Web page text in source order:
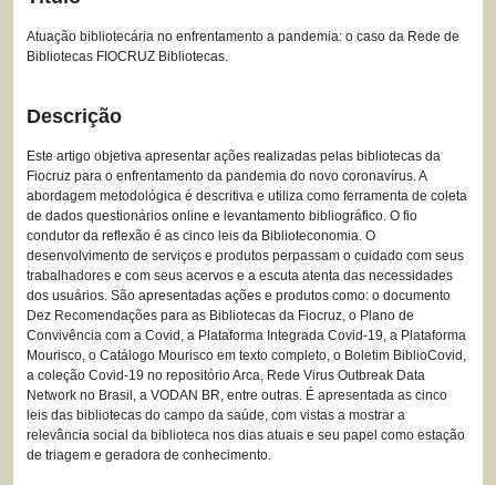
Atuação bibliotecária no enfrentamento a pandemia: o caso da Rede de
Bibliotecas FIOCRUZ Bibliotecas.
Descrição
Este artigo objetiva apresentar ações realizadas pelas bibliotecas da
Fiocruz para o enfrentamento da pandemia do novo coronavírus. A
abordagem metodológica é descritiva e utiliza como ferramenta de coleta
de dados questionários online e levantamento bibliográfico. O fio
condutor da reflexão é as cinco leis da Biblioteconomia. O
desenvolvimento de serviços e produtos perpassam o cuidado com seus
trabalhadores e com seus acervos e a escuta atenta das necessidades
dos usuários. São apresentadas ações e produtos como: o documento
Dez Recomendações para as Bibliotecas da Fiocruz, o Plano de
Convivência com a Covid, a Plataforma Integrada Covid-19, a Plataforma
Mourisco, o Catálogo Mourisco em texto completo, o Boletim BiblioCovid,
a coleção Covid-19 no repositório Arca, Rede Virus Outbreak Data
Network no Brasil, a VODAN BR, entre outras. É apresentada as cinco
leis das bibliotecas do campo da saúde, com vistas a mostrar a
relevância social da biblioteca nos dias atuais e seu papel como estação
de triagem e geradora de conhecimento.